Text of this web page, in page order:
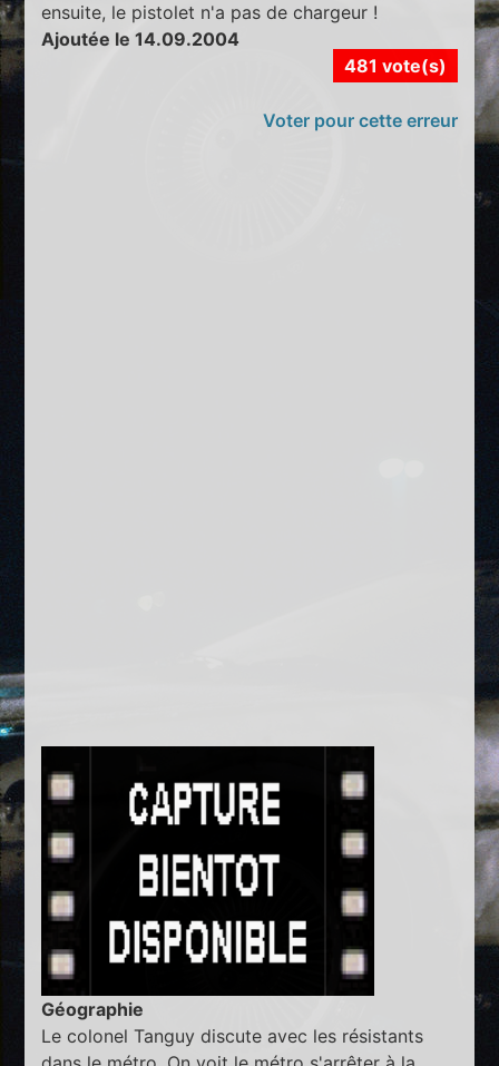
ensuite, le pistolet n'a pas de chargeur !
Ajoutée le 14.09.2004
481 vote(s)
Voter pour cette erreur
Géographie
Le colonel Tanguy discute avec les résistants